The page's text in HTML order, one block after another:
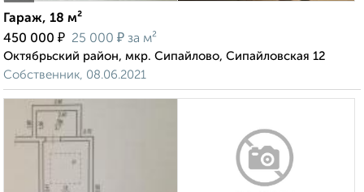
Гараж, 18 м²
450 000 ₽ 25 000 ₽ за м²
Октябрьский район, мкр. Сипайлово, Сипайловская 12
Собственник, 08.06.2021